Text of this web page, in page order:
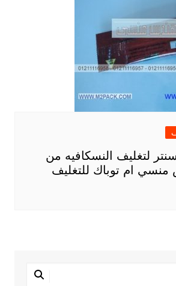
لتغليف النسكافيه من
ام توباك للتغليف